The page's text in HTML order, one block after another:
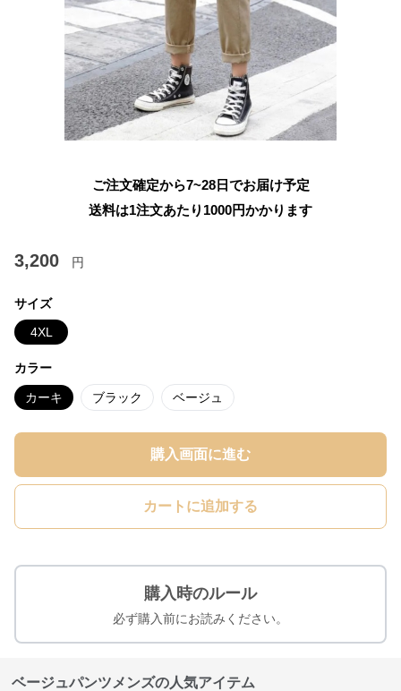
ご注文確定から7~28日でお届け予定
送料は1注文あたり 1000円かかります
3,200 円
サイズ
4XL
カラー
カーキ ブラック ベージュ
購入画面に進む
カートに追加する
購入時のルール
必ず購入前にお読みください。
ベージュパンツメンズの人気アイテム